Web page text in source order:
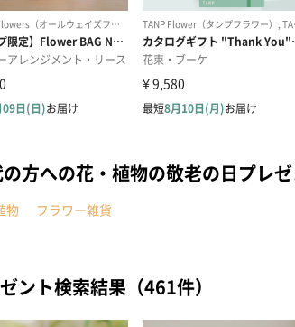
方への花・植物の敬老の日プレ
物 フラワー雑貨
ント検索結果（461件）